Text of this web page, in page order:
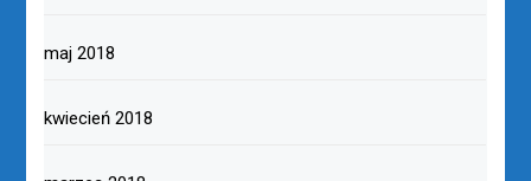
maj 2018
kwiecień 2018